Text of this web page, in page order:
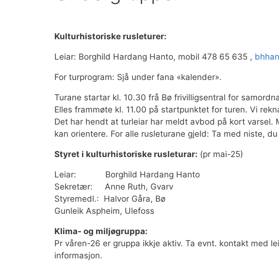
Kulturhistoriske rusleturer:
Leiar: Borghild Hardang Hanto, mobil 478 65 635 ,
For turprogram: Sjå under fana «kalender».
Turane startar kl. 10.30 frå Bø frivilligsentral for
Elles frammøte kl. 11.00 på startpunktet for turen. Vi
Det har hendt at turleiar har meldt avbod på kort varsel.
kan orientere. For alle rusleturane gjeld: Ta med niste,
Styret i kulturhistoriske rusleturar: (pr mai-25)
Leiar: Borghild Hardang Hanto
Sekretær: Anne Ruth, Gvarv
Styremedl.: Halvor Gåra, Bø
Gunleik Aspheim, Ulefoss
Klima- og miljøgruppa:
Pr våren-26 er gruppa ikkje aktiv. Ta evnt. kontakt med
informasjon.